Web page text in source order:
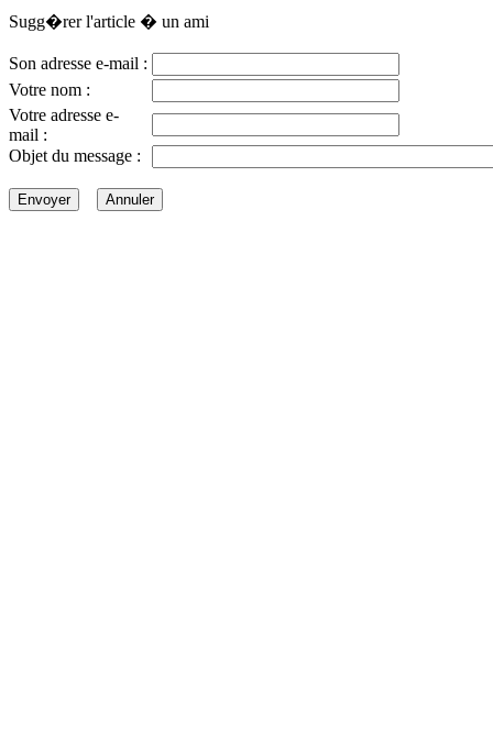
Sugg�rer l'article � un ami
Son adresse e-mail :
Votre nom :
Votre adresse e-
mail :
Objet du message :